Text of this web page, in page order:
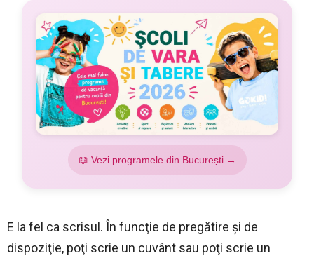
📖 Vezi programele din București →
E la fel ca scrisul. În funcţie de pregătire şi de
dispoziţie, poţi scrie un cuvânt sau poţi scrie un